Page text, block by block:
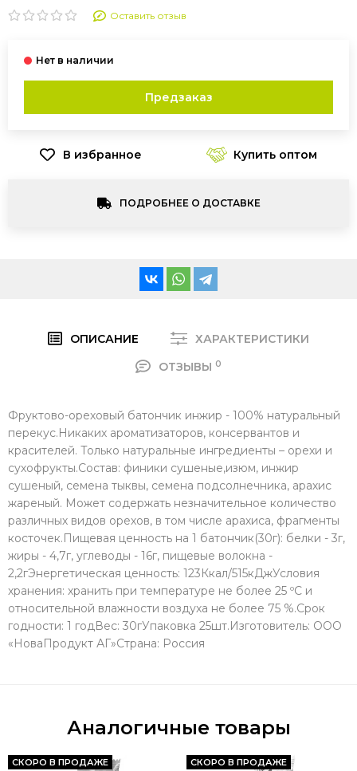
Оставить отзыв
Предзаказ
Купить оптом
ПОДРОБНЕЕ О ДОСТАВКЕ
ОПИСАНИЕ
ХАРАКТЕРИСТИКИ
ОТЗЫВЫ 0
Фруктово-ореховый батончик инжир - 100% натуральный
перекус.Никаких ароматизаторов, консервантов и
красителей. Только натуральные ингредиенты – орехи и
сухофрукты.Состав: финики сушеные,изюм, инжир
сушеный, семена тыквы, семена подсолнечника, арахис
жареный. Может содержать незначительное количество
различных видов орехов, в том числе арахиса, фрагменты
косточек.Пищевая ценность на 1 батончик(30г): белки - 3г,
жиры - 4,7г, углеводы - 16г, пищевые волокна -
2,2гЭнергетическая ценность: 123Ккал/515кДжУсловия
хранения: хранить при температуре не более 25 ºС и
относительной влажности воздуха не более 75 %.Срок
годности: 1 годВес: 30гУпаковка 25шт.Изготовитель: ООО
«НоваПродукт АГ»Страна: Россия
Аналогичные товары
СКОРО В ПРОДАЖЕ СКОРО В ПРОДАЖЕ